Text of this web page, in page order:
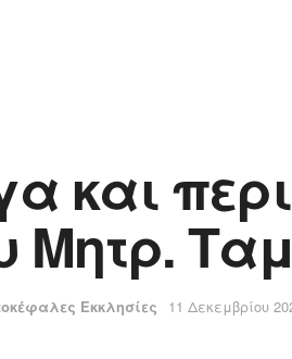
και
Μητρ.
Εκκλησίες 11 Δεκεμβρίου